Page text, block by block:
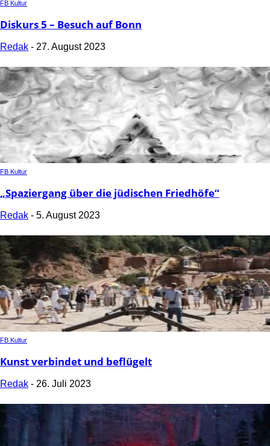
FB Kultur
Diskurs 5 – Besuch auf Bonn
Redak - 27. August 2023
FB Kultur
„Spaziergang über die jüdischen Friedhöfe“
Redak - 5. August 2023
FB Kultur
Kunst verbindet und beflügelt
Redak - 26. Juli 2023